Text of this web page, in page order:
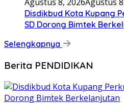
Disdikbud Kota Kupang
SD Dorong Bimtek
Selengkapnya
Berita PENDIDIKAN